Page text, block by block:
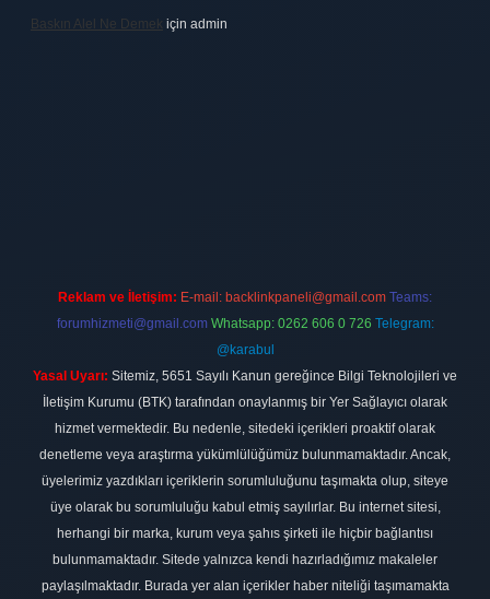
Baskın Alel Ne Demek için admin
Reklam ve İletişim: E-mail: backlinkpaneli@gmail.com Teams:
forumhizmeti@gmail.com Whatsapp: 0262 606 0 726 Telegram:
@karabul
Yasal Uyarı: Sitemiz, 5651 Sayılı Kanun gereğince Bilgi Teknolojileri ve
İletişim Kurumu (BTK) tarafından onaylanmış bir Yer Sağlayıcı olarak
hizmet vermektedir. Bu nedenle, sitedeki içerikleri proaktif olarak
denetleme veya araştırma yükümlülüğümüz bulunmamaktadır. Ancak,
üyelerimiz yazdıkları içeriklerin sorumluluğunu taşımakta olup, siteye
üye olarak bu sorumluluğu kabul etmiş sayılırlar. Bu internet sitesi,
herhangi bir marka, kurum veya şahıs şirketi ile hiçbir bağlantısı
bulunmamaktadır. Sitede yalnızca kendi hazırladığımız makaleler
paylaşılmaktadır. Burada yer alan içerikler haber niteliği taşımamakta